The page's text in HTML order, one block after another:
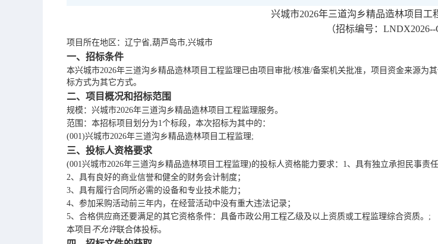
兴城市2026年三道沟乡精品造林项目工
（招标编号： LNDX2026--
项目所在地区： 辽宁省,葫芦岛市,兴城市
一、招标条件
本兴城市2026年三道沟乡精品造林项目工程监理 已由项目审批/核准/备案机关批准，项目资金来源为
标方式为其它方式。
二、项目概况和招标范围
规模： 兴城市2026年三道沟乡精品造林项目工程监理服务。
范围：本招标项目划分为1个标段，本次招标为其中的：
(001)兴城市2026年三道沟乡精品造林项目工程监理;
三、投标人资格要求
(001兴城市2026年三道沟乡精品造林项目工程监理)的投标人资格能力要求：1、具有独立承担民事责
2、具有良好的商业信誉和健全的财务会计制度；
3、具有履行合同所必需的设备和专业技术能力；
4、参加采购活动前三年内，在经营活动中没有重大违法记录；
5、合格供应商还要满足的其它资格条件：具备市政公用工程乙级及以上资质或工程监理综合资质。 ;
本项目 不允许联合体投标。